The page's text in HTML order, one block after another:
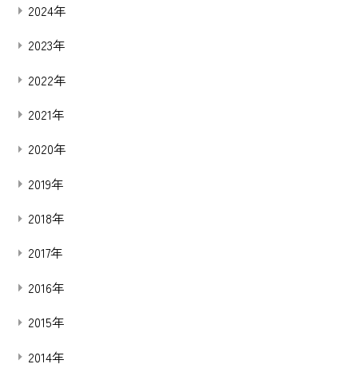
2024年
2023年
2022年
2021年
2020年
2019年
2018年
2017年
2016年
2015年
2014年